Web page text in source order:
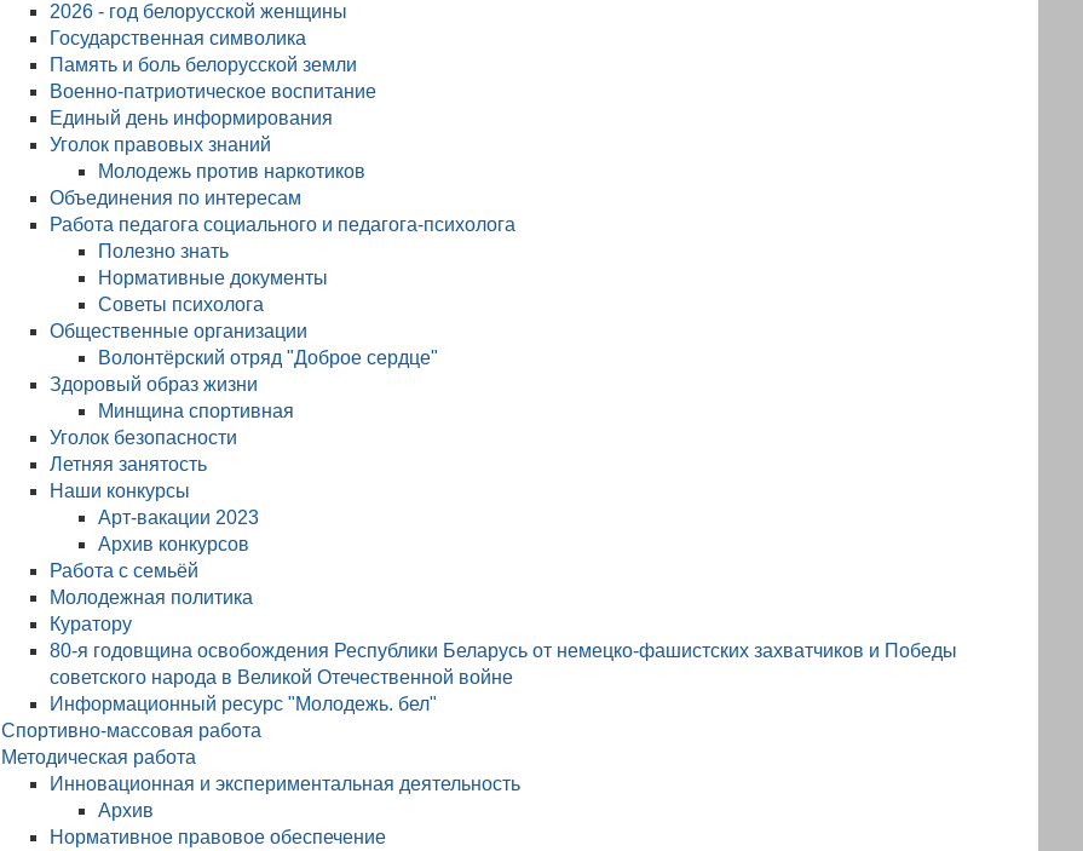
2026 - год белорусской женщины
Государственная символика
Память и боль белорусской земли
Военно-патриотическое воспитание
Единый день информирования
Уголок правовых знаний
Молодежь против наркотиков
Объединения по интересам
Работа педагога социального и педагога-психолога
Полезно знать
Нормативные документы
Советы психолога
Общественные организации
Волонтёрский отряд "Доброе сердце"
Здоровый образ жизни
Минщина спортивная
Уголок безопасности
Летняя занятость
Наши конкурсы
Арт-вакации 2023
Архив конкурсов
Работа с семьёй
Молодежная политика
Куратору
80-я годовщина освобождения Республики Беларусь от немецко-фашистских захватчиков и Победы
советского народа в Великой Отечественной войне
Информационный ресурс "Молодежь. бел"
Спортивно-массовая работа
Методическая работа
Инновационная и экспериментальная деятельность
Архив
Нормативное правовое обеспечение